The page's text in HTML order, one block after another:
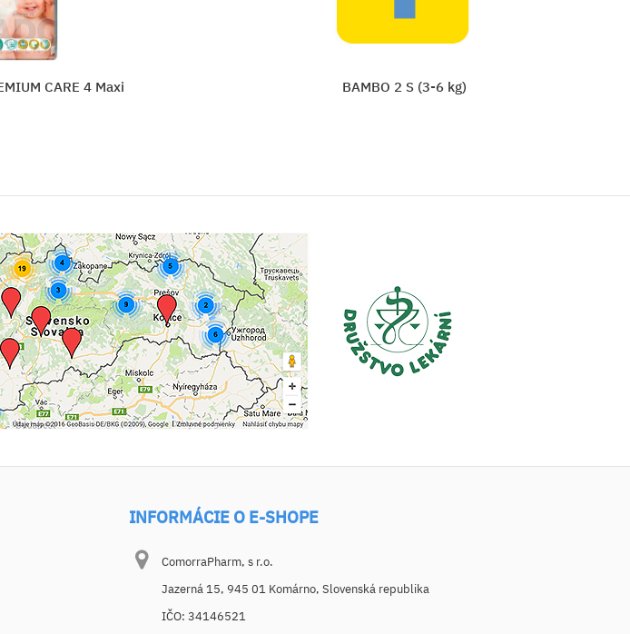
BAMBO 2 S (3-6 kg) PAMPERS SPLASH MIDI 3-4
INFORMÁCIE O E-SHOPE
ComorraPharm, s r.o.
Jazerná 15, 945 01 Komárno, Slovenská republika
IČO: 34146521